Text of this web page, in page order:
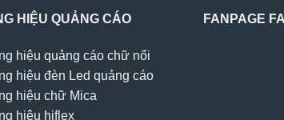
HIỆU QUẢNG CÁO
hiệu quảng cáo chữ nổi
hiệu đèn Led quảng cáo
hiệu chữ Mica
hiệu hiflex
FANPAGE